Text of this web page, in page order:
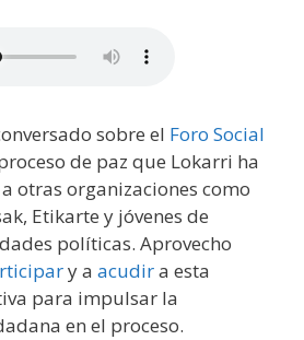
sobre el Foro Social
de paz que Lokarri ha
otras organizaciones como
Etikarte y jóvenes de
políticas. Aprovecho
y a acudira esta
para impulsar la
en el proceso.